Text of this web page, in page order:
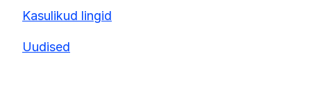
Kasulikud lingid
Uudised